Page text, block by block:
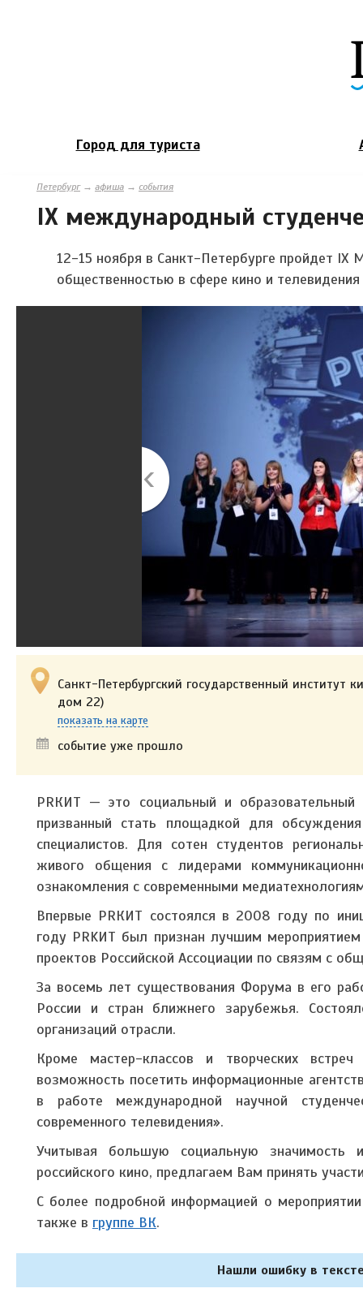
Город для туриста
Петербург→ афиша → события
IX международный
12-15 ноября в Санкт-Петербурге пройдет IX
общественностью в сфере кино и
Санкт-Петербургский государственный
дом 22)
показать на карте
событие уже прошло
PRКИТ — это социальный и
призванный стать площадкой для
специалистов. Для сотен студентов
живого общения с лидерами
ознакомления с современными
Впервые PRКИТ состоялся в 2008 году по
году PRKИT был признан лучшим
проектов Российской Ассоциации по связям с
За восемь лет существования Форума в его
России и стран ближнего зарубежья.
организаций отрасли.
Кроме мастер-классов и творческих
возможность посетить информационные
в работе международной научной
современного телевидения».
Учитывая большую социальную значимость
российского кино, предлагаем Вам принять
С более подробной информацией о
также в группе ВК.
Нашли ошибку в